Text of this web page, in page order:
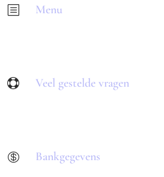
b Menu
 Veel gestelde vragen
 Bankgegevens